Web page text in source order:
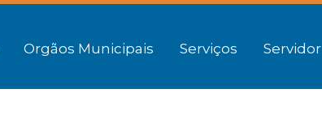
Orgãos Municipais Serviços Servidor